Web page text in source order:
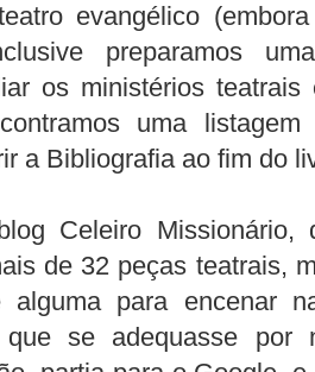
evangélico
preparamos
os ministérios
uma
a Bibliografia ao fim do
Celeiro Missionário,
de 32 peças teatrais,
alguma para encenar
se adequasse por